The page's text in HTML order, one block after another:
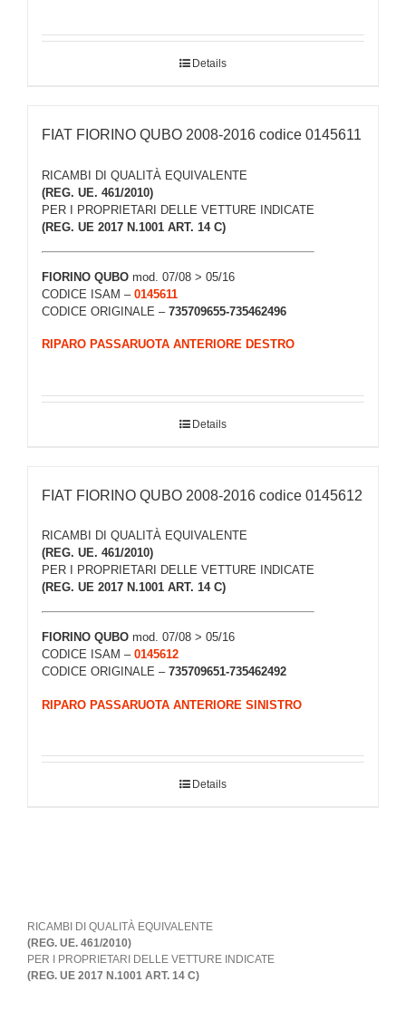
Details
FIAT FIORINO QUBO 2008-2016 codice 0145611
RICAMBI DI QUALITÀ EQUIVALENTE
(REG. UE. 461/2010)
PER I PROPRIETARI DELLE VETTURE INDICATE
(REG. UE 2017 N.1001 ART. 14 C)
FIORINO QUBO mod. 07/08 > 05/16
CODICE ISAM – 0145611
CODICE ORIGINALE – 735709655-735462496
RIPARO PASSARUOTA ANTERIORE DESTRO
Details
FIAT FIORINO QUBO 2008-2016 codice 0145612
RICAMBI DI QUALITÀ EQUIVALENTE
(REG. UE. 461/2010)
PER I PROPRIETARI DELLE VETTURE INDICATE
(REG. UE 2017 N.1001 ART. 14 C)
FIORINO QUBO mod. 07/08 > 05/16
CODICE ISAM – 0145612
CODICE ORIGINALE – 735709651-735462492
RIPARO PASSARUOTA ANTERIORE SINISTRO
Details
RICAMBI DI QUALITÀ EQUIVALENTE
(REG. UE. 461/2010)
PER I PROPRIETARI DELLE VETTURE INDICATE
(REG. UE 2017 N.1001 ART. 14 C)